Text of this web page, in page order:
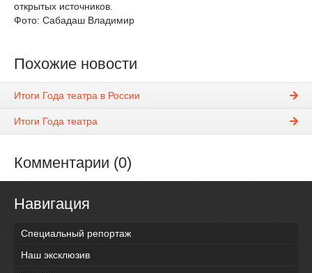
открытых источников.
Фото: Сабадаш Владимир
Похожие новости
Итоги Года театра в России
Итоги Года театра
Комментарии (0)
Навигация
Специальный репортаж
Наш эксклюзив